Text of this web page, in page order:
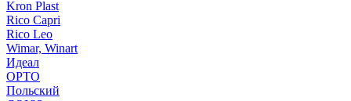
Kron Plast
Rico Capri
Rico Leo
Wimar, Winart
Идеал
ОРТО
Польский